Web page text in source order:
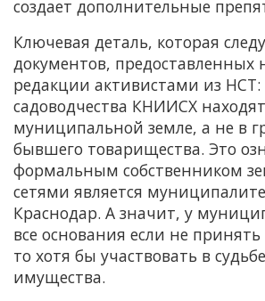
создает дополнительные
Ключевая деталь, которая
документов, предоставленных
редакции активистами из НСТ:
садоводчества КНИИСХ
муниципальной земле, а не в
бывшего товарищества. Это
формальным собственником
сетями является
Краснодар. А значит, у
все основания если не
то хотя бы участвовать в
имущества.